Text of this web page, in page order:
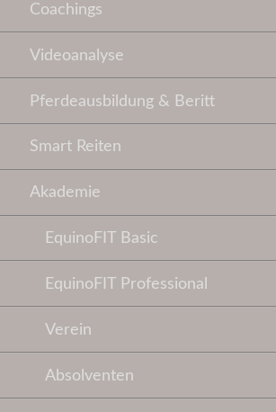
Coachings
Videoanalyse
Pferdeausbildung & Beritt
Smart Reiten
Akademie
EquinoFIT Basic
EquinoFIT Professional
Verein
Absolventen